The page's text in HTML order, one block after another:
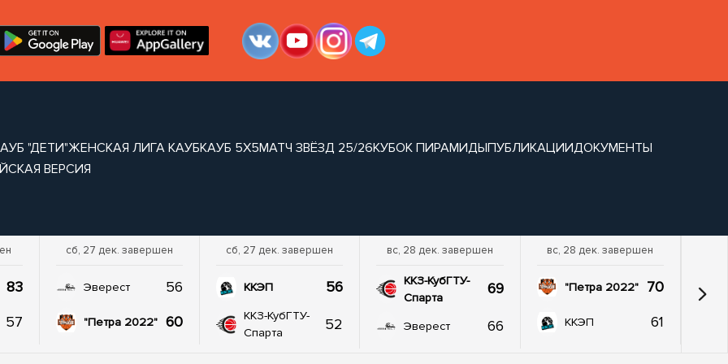
"ДЕТИ"ЖЕНСКАЯ ЛИГА КАУБКАУБ 5Х5МАТЧ ЗВЁЗД 25/26КУБОК ПИРАМИДЫПУБЛИКАЦИИДОКУМЕНТЫ
ВЕРСИЯ
83
57
сб, 27 дек. завершен
Эверест 56
"Петра 2022" 60
сб, 27 дек. завершен
ККЭП 56
ККЗ-КубГТУ-
Спарта
52
вс, 28 дек. завершен
ККЗ-КубГТУ-
Спарта
69
Эверест 66
вс, 28 дек. завершен
"Петра 2022" 70
ККЭП 61